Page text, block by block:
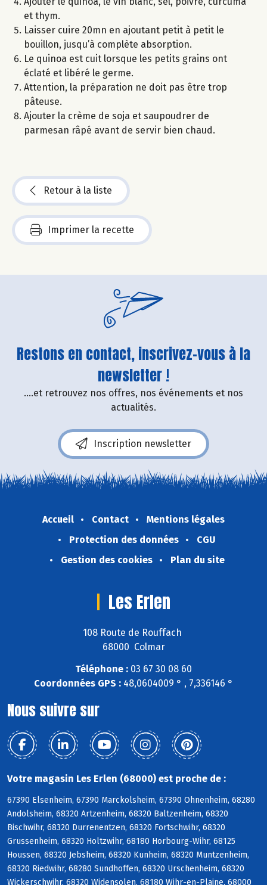
et thym.
Laisser cuire 20mn en ajoutant petit à petit le
bouillon, jusqu’à complète absorption.
Le quinoa est cuit lorsque les petits grains ont
éclaté et libéré le germe.
Attention, la préparation ne doit pas être trop
pâteuse.
Ajouter la crème de soja et saupoudrer de
parmesan râpé avant de servir bien chaud.
Retour à la liste
Imprimer la recette
Restons en contact, inscrivez-vous à la
newsletter !
....et retrouvez nos offres, nos événements et nos
actualités.
Inscription newsletter
Accueil Contact
Mentions légales
Protection des données
CGU
Gestion des cookies
Plan du site
Les Erlen
108 Route de Rouffach
68000 Colmar
Téléphone : 03 67 30 08 60
Coordonnées GPS : 48,0604009 ° , 7,336146 °
Nous suivre sur
Votre magasin Les Erlen (68000) est proche de :
67390 Elsenheim, 67390 Marckolsheim, 67390 Ohnenheim, 68280
Andolsheim, 68320 Artzenheim, 68320 Baltzenheim, 68320
Bischwihr, 68320 Durrenentzen, 68320 Fortschwihr, 68320
Grussenheim, 68320 Holtzwihr, 68180 Horbourg-Wihr, 68125
Houssen, 68320 Jebsheim, 68320 Kunheim, 68320 Muntzenheim,
68320 Riedwihr, 68280 Sundhoffen, 68320 Urschenheim, 68320
Wickerschwihr, 68320 Widensolen, 68180 Wihr-en-Plaine, 68000